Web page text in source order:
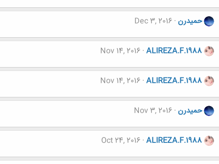
حميدرن Dec 3, 2016
ALIREZA.F.1988
Nov 14, 2016
ALIREZA.F.1988
Nov 14, 2016
حميدرن Nov 3, 2016
ALIREZA.F.1988
Oct 24, 2016